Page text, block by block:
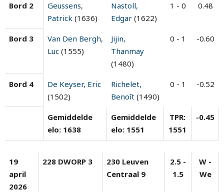
Bord 2
Geussens,
Patrick (1636)
Nastoll,
Edgar (1622)
1 - 0 0.48
Bord 3
Van Den Bergh,
Luc (1555)
Jijin,
Thanmay
(1480)
0 - 1 -0.60
Bord 4
De Keyser, Eric
(1502)
Richelet,
Benoît (1490)
0 - 1 -0.52
Gemiddelde
elo: 1638
Gemiddelde
elo: 1551
TPR:
1551
-0.45
19
april
2026
228 DWORP 3
230 Leuven
Centraal 9
2.5 -
1.5
W -
We